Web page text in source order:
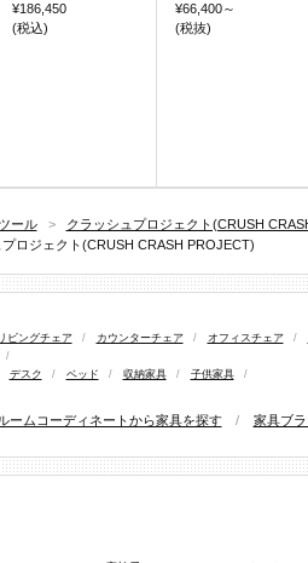
¥186,450
(税込)
¥66,400～
(税抜)
ール > クラッシュプロジェクト(CRUSH
ロジェクト(CRUSH CRASH PROJECT)
リビングチェア / カウンターチェア / オフィスチェア /
/
デスク / ベッド / 収納家具 / 子供家具 /
ームコーディネートから家具を探す / 家具ブ